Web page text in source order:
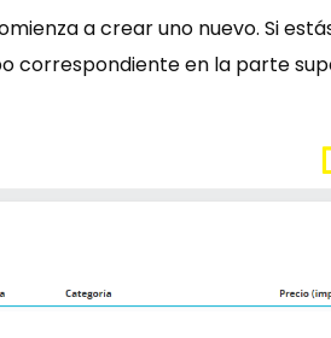
a crear uno nuevo. Si
correspondiente en la parte